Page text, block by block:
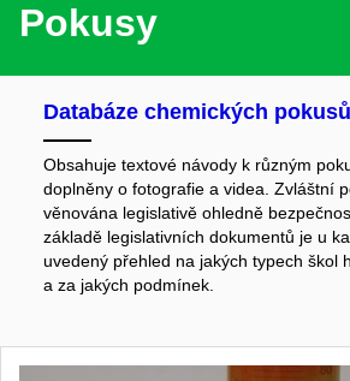
Pokusy
Databáze chemických pokusů
Obsahuje textové návody k různým
doplněny o fotografie a videa. Zvláštní
věnována legislativě ohledně
základě legislativních dokumentů je u
uvedený přehled na jakých typech škol
a za jakých podmínek.